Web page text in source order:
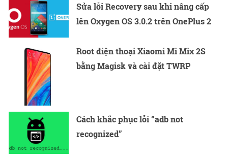
Sửa lỗi Recovery sau khi nâng cấp
lên Oxygen OS 3.0.2 trên OnePlus 2
Root điện thoại Xiaomi Mi Mix 2S
bằng Magisk và cài đặt TWRP
Cách khắc phục lỗi “adb not
recognized”